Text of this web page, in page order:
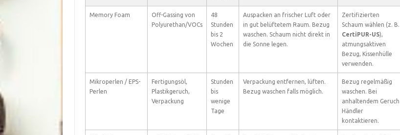
Memory Foam
Off-Gassing von
Polyurethan/VOCs
48
Stunden
bis 2
Wochen
Auspacken an frischer Luft oder
in gut belüftetem Raum. Bezug
waschen. Schaum nicht direkt in
die Sonne legen.
Zertifizierten
Schaum wählen (z. B.
CertiPUR-US),
atmungsaktiven
Bezug, Kissenhülle
verwenden.
Mikroperlen / EPS-
Perlen
Fertigungsöl,
Plastikgeruch,
Verpackung
Stunden
bis
wenige
Tage
Verpackung entfernen, lüften.
Bezug waschen falls möglich.
Bezug regelmäßig
waschen. Bei
anhaltendem Geruch
Händler
kontaktieren.